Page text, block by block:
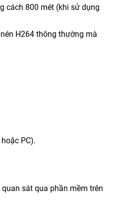
cách 800 mét (khi sử dụng
H264 thông thường mà
PC).
sát qua phần mềm trên